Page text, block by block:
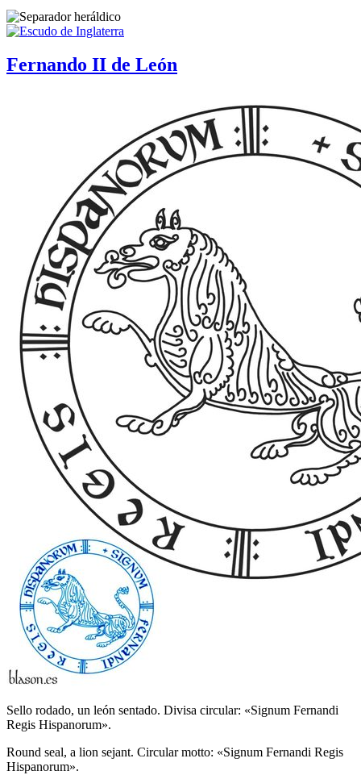
Fernando II de León
Sello rodado, un león sentado. Divisa circular: «Signum Fernandi
Regis Hispanorum».
Round seal, a lion sejant. Circular motto: «Signum Fernandi Regis
Hispanorum».